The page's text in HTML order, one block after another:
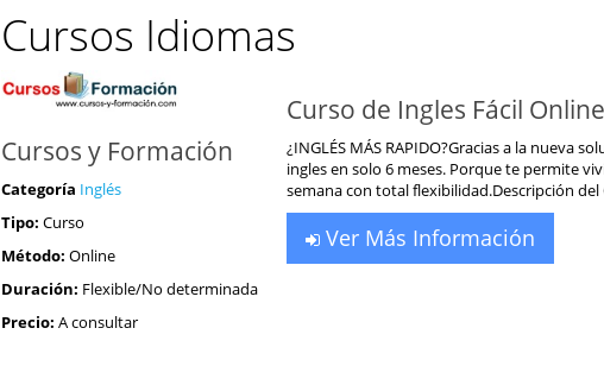
Cursos Idiomas
Cursos y Formación
Categoría Inglés
Tipo: Curso
Método: Online
Duración: Flexible/No determinada
Precio: A consultar
Curso de Ingles Fácil Online
¿INGLÉS MÁS RAPIDO?Gracias a la nueva
ingles en solo 6 meses. Porque te permite
semana con total flexibilidad.Descripción del
Ver Más Información